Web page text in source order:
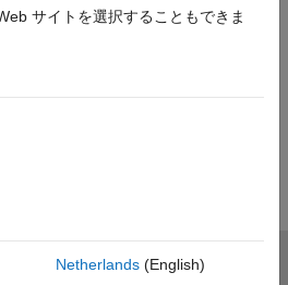
サイトを選択することもできま
Netherlands(English)
プライバシー ポリシー